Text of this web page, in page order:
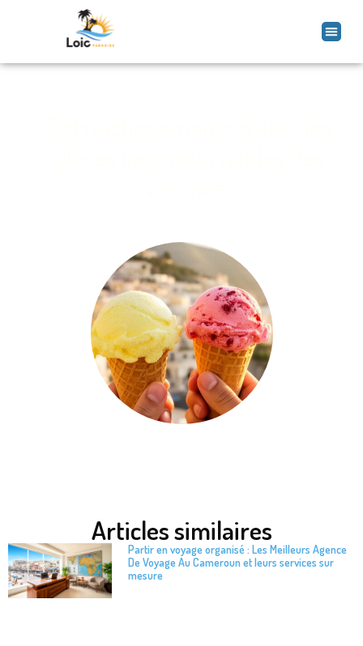
Articles similaires
Partir en voyage organisé : Les Meilleurs Agence
De Voyage Au Cameroun et leurs services sur
mesure